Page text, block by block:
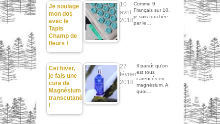
Je soulage
mon dos
avec le
Tapis
Champ de
fleurs !
10
avril
2018
Comme 9
Français sur 10,
je suis touchée
par le…
Cet hiver,
je fais une
cure de
Magnésium
transcutané
!
27
février
2018
Il paraît qu'on
est tous
carencés en
magnésium. A
quoi…